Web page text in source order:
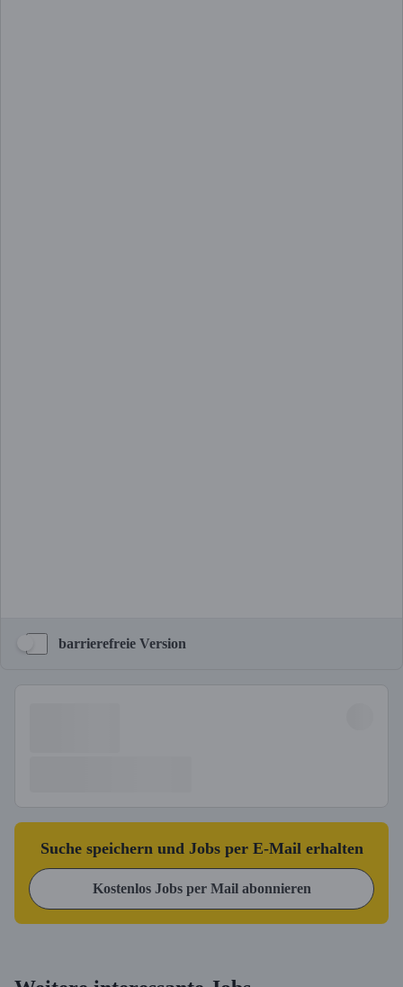
barrierefreie Version
Suche speichern und Jobs per E-Mail erhalten
Kostenlos Jobs per Mail abonnieren